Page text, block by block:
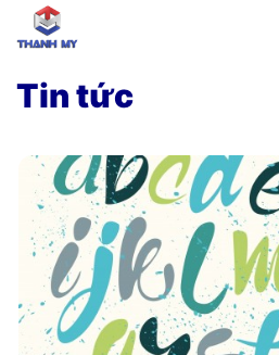
Tin tức